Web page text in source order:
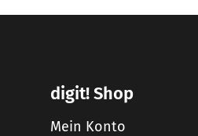
digit! Shop
Mein Konto